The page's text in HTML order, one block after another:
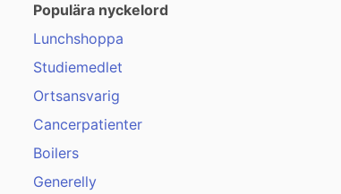
Populära nyckelord
Lunchshoppa
Studiemedlet
Ortsansvarig
Cancerpatienter
Boilers
Generelly